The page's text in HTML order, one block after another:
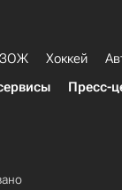
ЗОЖ Хоккей
Пресс-